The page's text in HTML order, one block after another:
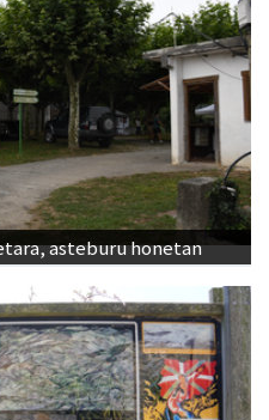
asteburu honetan